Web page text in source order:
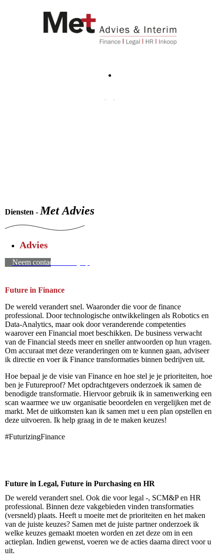
.
. .
Diensten - Met Advies
Advies
Neem contact met mij op
Future in Finance
De wereld verandert snel. Waaronder die voor de finance
professional. Door technologische ontwikkelingen als Robotics en
Data-Analytics, maar ook door veranderende competenties
waarover een Financial moet beschikken. De business verwacht
van de Financial steeds meer en sneller antwoorden op hun vragen.
Om accuraat met deze veranderingen om te kunnen gaan, adviseer
ik directie en voer ik Finance transformaties binnen bedrijven uit.
Hoe bepaal je de visie van Finance en hoe stel je je prioriteiten, hoe
ben je Futureproof? Met opdrachtgevers onderzoek ik samen de
benodigde transformatie. Hiervoor gebruik ik in samenwerking een
scan waarmee we uw organisatie beoordelen en vergelijken met de
markt. Met de uitkomsten kan ik samen met u een plan opstellen en
deze uitvoeren. Ik help graag in de te maken keuzes!
#FuturizingFinance
Future in Legal, Future in Purchasing en HR
De wereld verandert snel. Ook die voor legal -, SCM&P en HR
professional. Binnen deze vakgebieden vinden transformaties
(versneld) plaats. Heeft u moeite met de prioriteiten en het maken
van de juiste keuzes? Samen met de juiste partner onderzoek ik
welke keuzes gemaakt moeten worden en zet deze om in een
actieplan. Indien gewenst, voeren we de acties daarna direct voor u
uit.